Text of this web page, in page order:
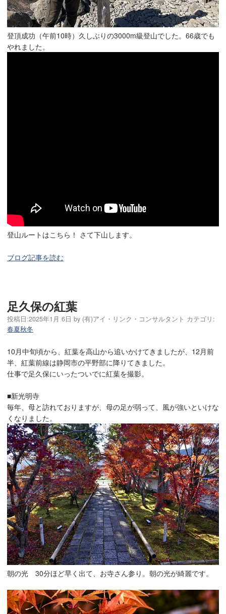
登頂成功（午前10時）久しぶりの3000m級登山でした。66歳でも
やれました。
登山ルートはこちら！ さて下山します。
ブログ記事を読む
足久保の紅葉
投稿日:2025年1月 6日 by (有)アイ・リンク・コンサルタント カテゴリ:
春夏秋冬
10月中旬頃から、紅葉を高山から追いかけてきましたが、12月前
半、紅葉前線は静岡市の平野部に降りてきました。
仕事で足久保にいったついでに紅葉を撮影。
■新光明寺
毎年、母と訪れておりますが、母の足が弱って、風が強いといけな
くなりました。
朝の光 30分ほど早く出て、お寺さん参り。朝の光が綺麗です。